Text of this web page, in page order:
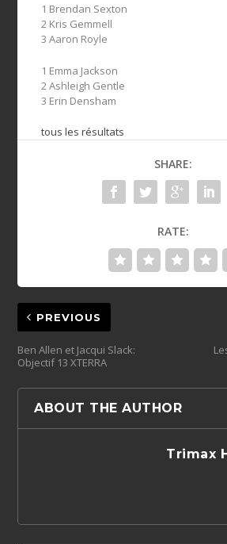
1 Brendan Sexton
2 Kris Gemmell
3 Aaron Royle
1 Emma Jackson
2 Ashleigh Gentle
3 Erin Densham
tous les résultats
SHARE:
RATE:
PREVIOUS
Ben Allen et Jacqui Slack:
Objectif 13 XTERRA
ABOUT THE AUTHOR
Trimax